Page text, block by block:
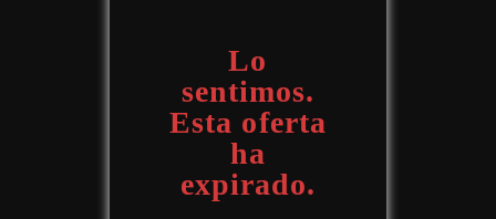
Lo
sentimos.
Esta oferta
ha
expirado.